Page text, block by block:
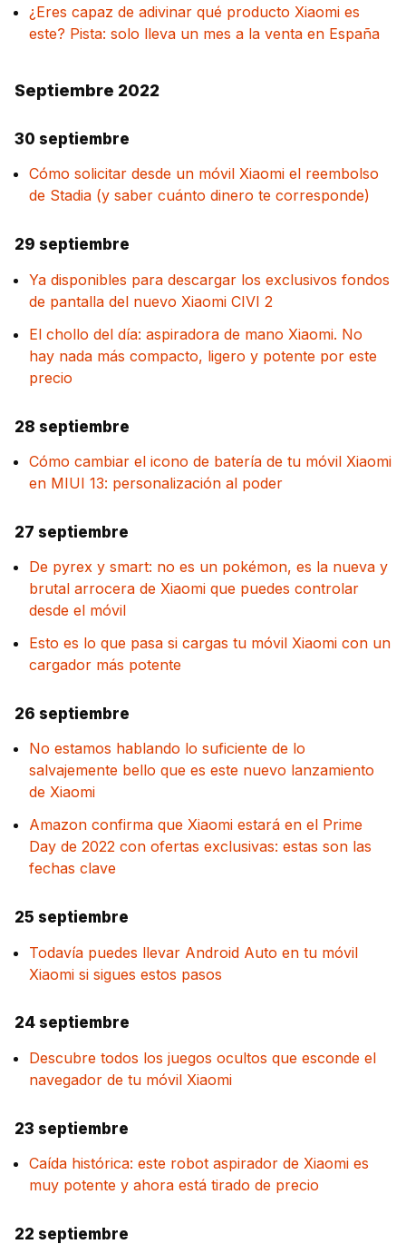
¿Eres capaz de adivinar qué producto Xiaomi es
este? Pista: solo lleva un mes a la venta en España
Septiembre 2022
30 septiembre
Cómo solicitar desde un móvil Xiaomi el reembolso
de Stadia (y saber cuánto dinero te corresponde)
29 septiembre
Ya disponibles para descargar los exclusivos fondos
de pantalla del nuevo Xiaomi CIVI 2
El chollo del día: aspiradora de mano Xiaomi. No
hay nada más compacto, ligero y potente por este
precio
28 septiembre
Cómo cambiar el icono de batería de tu móvil Xiaomi
en MIUI 13: personalización al poder
27 septiembre
De pyrex y smart: no es un pokémon, es la nueva y
brutal arrocera de Xiaomi que puedes controlar
desde el móvil
Esto es lo que pasa si cargas tu móvil Xiaomi con un
cargador más potente
26 septiembre
No estamos hablando lo suficiente de lo
salvajemente bello que es este nuevo lanzamiento
de Xiaomi
Amazon confirma que Xiaomi estará en el Prime
Day de 2022 con ofertas exclusivas: estas son las
fechas clave
25 septiembre
Todavía puedes llevar Android Auto en tu móvil
Xiaomi si sigues estos pasos
24 septiembre
Descubre todos los juegos ocultos que esconde el
navegador de tu móvil Xiaomi
23 septiembre
Caída histórica: este robot aspirador de Xiaomi es
muy potente y ahora está tirado de precio
22 septiembre